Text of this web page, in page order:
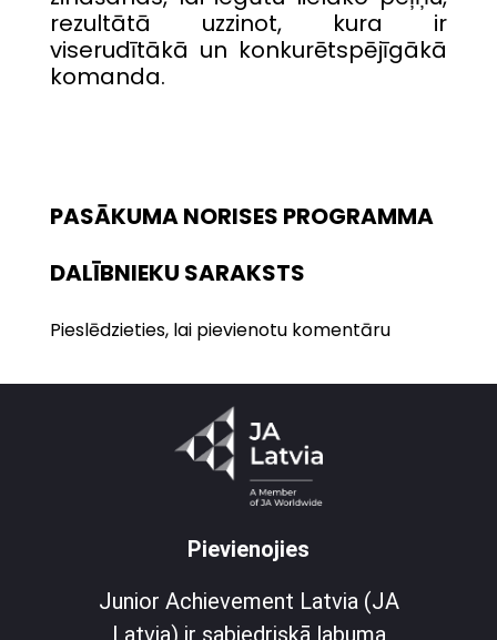
rezultātā uzzinot, kura ir
viserudītākā un konkurētspējīgākā
komanda.
PASĀKUMA NORISES PROGRAMMA
DALĪBNIEKU SARAKSTS
Pieslēdzieties, lai pievienotu komentāru
Pievienojies
Junior Achievement Latvia (JA
Latvia) ir sabiedriskā labuma